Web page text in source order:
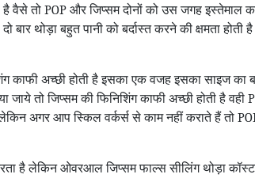
वैसे तो POP और जिप्सम दोनों को उस जगह इस्तेमाल
बार थोड़ा बहुत पानी को बर्दास्त करने की क्षमता होती है
काफी अच्छी होती है इसका एक वजह इसका साइज का
तो जिप्सम की फिनिशिंग काफी अच्छी होती है वही
अगर आप स्किल वर्कर्स से काम नहीं कराते हैं तो
है लेकिन ओवरआल जिप्सम फाल्स सीलिंग थोड़ा